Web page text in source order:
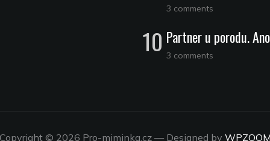
3 comments
Partner u porodu.
3 comments
© 2026 Pro-miminka.cz — Designed by